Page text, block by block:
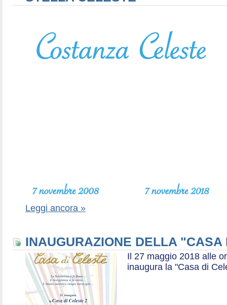
Leggi ancora »
INAUGURAZIONE DELLA
Il 27 maggio 2018 alle
inaugura la "Casa di